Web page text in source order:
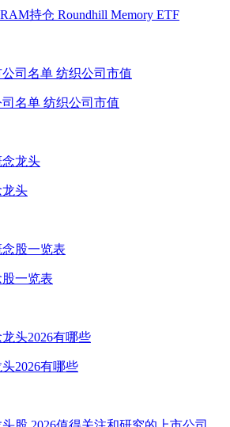
持仓 Roundhill Memory ETF
名单 纺织公司市值
龙头
一览表
2026有哪些